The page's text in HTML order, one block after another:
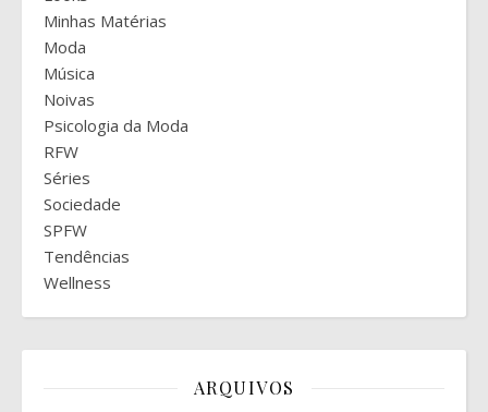
Minhas Matérias
Moda
Música
Noivas
Psicologia da Moda
RFW
Séries
Sociedade
SPFW
Tendências
Wellness
ARQUIVOS